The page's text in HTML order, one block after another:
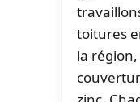
toitures
la